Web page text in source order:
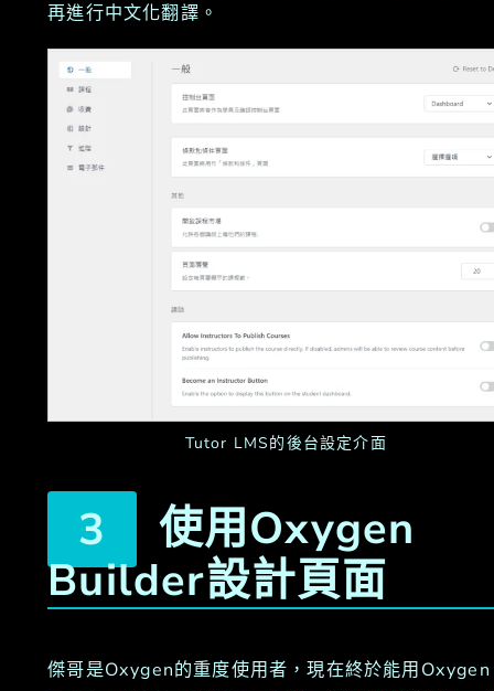
再進行中文化翻譯。
Tutor LMS的後台設定介面
使用Oxygen
Builder設計頁面
傑哥是Oxygen的重度使用者，現在終於能用Oxygen